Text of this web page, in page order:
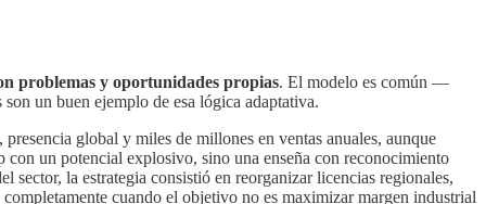
problemas y oportunidades propias. El modelo es común —
un buen ejemplo de esa lógica adaptativa.
global y miles de millones en ventas anuales, aunque
un potencial explosivo, sino una enseña con reconocimiento
la estrategia consistió en reorganizar licencias regionales,
cuando el objetivo no es maximizar margen industrial